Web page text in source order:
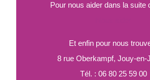
Pour nous aider dans la suite
Et enfin pour nous
8 rue Oberkampf, Jouy-en-
Tél. : 06 80 25 59 00